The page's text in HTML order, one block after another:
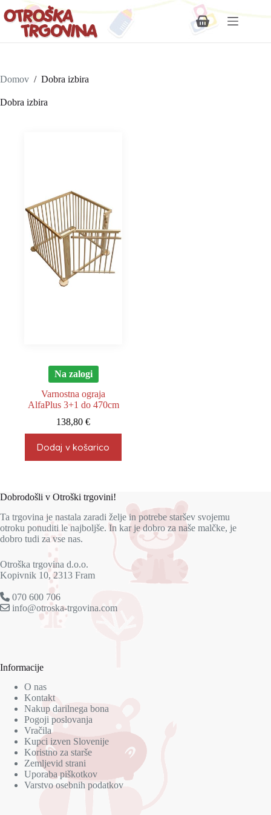
Shopping
Domov / Dobra izbira
Dobra izbira
Na zalogi
Varnostna ograja
AlfaPlus 3+1 do 470cm
138,80€
Dodaj v košarico
Dobrodošli v Otroški trgovini!
Ta trgovina je nastala zaradi želje in potrebe staršev svojemu
otroku ponuditi le najboljše. In kar je dobro za naše malčke, je
dobro tudi za vse nas.
Otroška trgovina d.o.o.
Kopivnik 10, 2313 Fram
070 600 706
info@otroska-trgovina.com
Informacije
O nas
Kontakt
Nakup darilnega bona
Pogoji poslovanja
Vračila
Kupci izven Slovenije
Koristno za starše
Zemljevid strani
Uporaba piškotkov
Varstvo osebnih podatkov